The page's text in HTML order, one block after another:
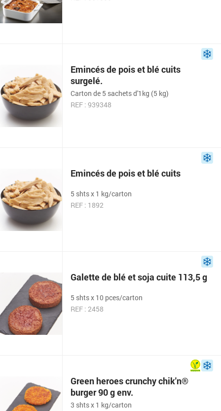
Emincés de pois et blé cuits
surgelé.
Carton de 5 sachets d'1kg (5 kg)
REF : 939348
Emincés de pois et blé cuits
5 shts x 1 kg/carton
REF : 1892
Galette de blé et soja cuite 113,5 g
5 shts x 10 pces/carton
REF : 2458
Green heroes crunchy chik'n®
burger 90 g env.
3 shts x 1 kg/carton